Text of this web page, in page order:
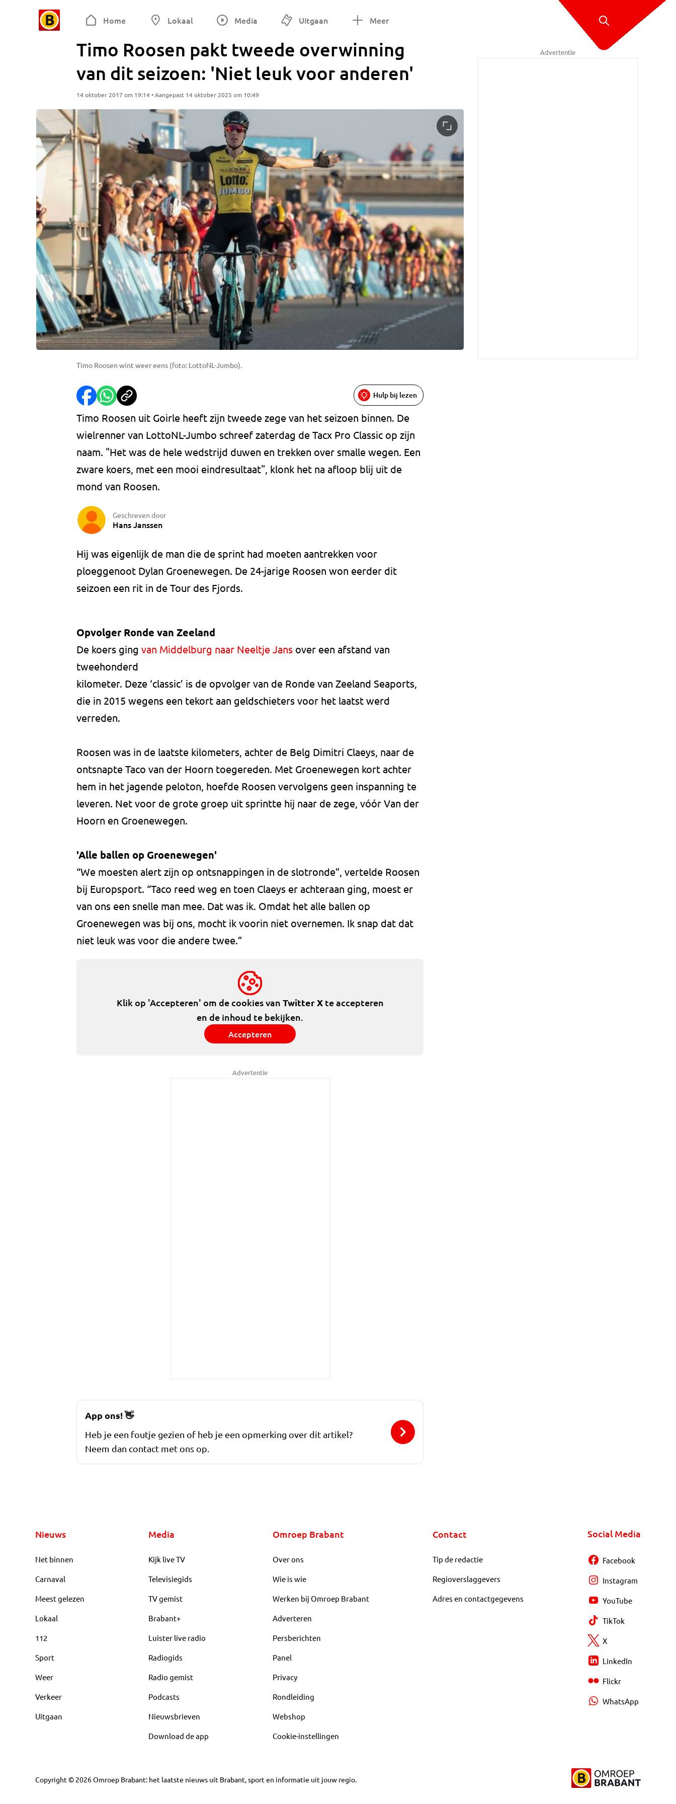
Home Lokaal Media Uitgaan Meer
Timo Roosen pakt tweede overwinning
van dit seizoen: 'Niet leuk voor anderen'
14 oktober 2017 om 19:14 • Aangepast 14 oktober 2025 om 10:49
Timo Roosen wint weer eens (foto: LottoNL-Jumbo).
Hulp bij lezen
Timo Roosen uit Goirle heeft zijn tweede zege van het seizoen binnen. De
wielrenner van LottoNL-Jumbo schreef zaterdag de Tacx Pro Classic op zijn
naam. "Het was de hele wedstrijd duwen en trekken over smalle wegen. Een
zware koers, met een mooi eindresultaat", klonk het na afloop blij uit de
mond van Roosen.
Geschreven door
Hans Janssen
Hij was eigenlijk de man die de sprint had moeten aantrekken voor
ploeggenoot Dylan Groenewegen. De 24-jarige Roosen won eerder dit
seizoen een rit in de Tour des Fjords.
Opvolger Ronde van Zeeland
De koers ging van Middelburg naar Neeltje Jans over een afstand van
tweehonderd
kilometer. Deze ‘classic’ is de opvolger van de Ronde van Zeeland Seaports,
die in 2015 wegens een tekort aan geldschieters voor het laatst werd
verreden.
Roosen was in de laatste kilometers, achter de Belg Dimitri Claeys, naar de
ontsnapte Taco van der Hoorn toegereden. Met Groenewegen kort achter
hem in het jagende peloton, hoefde Roosen vervolgens geen inspanning te
leveren. Net voor de grote groep uit sprintte hij naar de zege, vóór Van der
Hoorn en Groenewegen.
'Alle ballen op Groenewegen'
“We moesten alert zijn op ontsnappingen in de slotronde”, vertelde Roosen
bij Europsport. “Taco reed weg en toen Claeys er achteraan ging, moest er
van ons een snelle man mee. Dat was ik. Omdat het alle ballen op
Groenewegen was bij ons, mocht ik voorin niet overnemen. Ik snap dat dat
niet leuk was voor die andere twee.”
Klik op 'Accepteren' om de cookies van Twitter Xte accepteren
en de inhoud te bekijken.
Accepteren
Advertentie
Advertentie
App ons!👋
Heb je een foutje gezien of heb je een opmerking over dit artikel?
Neem dan contact met ons op.
Nieuws
Net binnen
Carnaval
Meest gelezen
Lokaal
112
Sport
Weer
Verkeer
Uitgaan
Media
Kijk live TV
Televisiegids
TV gemist
Brabant+
Luister live radio
Radiogids
Radio gemist
Podcasts
Nieuwsbrieven
Download de app
Omroep Brabant
Over ons
Wie is wie
Werken bij Omroep Brabant
Adverteren
Persberichten
Panel
Privacy
Rondleiding
Webshop
Cookie-instellingen
Contact
Tip de redactie
Regioverslaggevers
Adres en contactgegevens
Social Media
Facebook
Instagram
YouTube
TikTok
X
LinkedIn
Flickr
WhatsApp
Copyright © 2026Omroep Brabant: het laatste nieuws uit Brabant, sport en informatie uit jouw regio.